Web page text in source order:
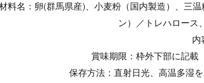
料名：卵(群馬県産)、小麦粉（国内製造）、三
ン）／トレハロース
内
賞味期限：枠外下部に記載
保存方法：直射日光、高温多湿